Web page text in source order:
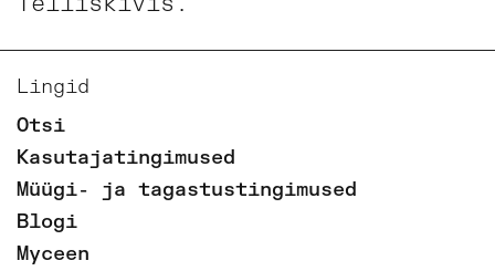
Lingid
Otsi
Kasutajatingimused
Müügi- ja tagastustingimused
Blogi
Myceen